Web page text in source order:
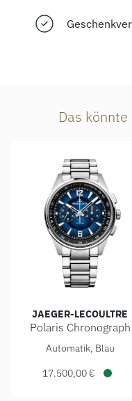
Das
JAEGER-LECOULTRE
Polaris Chronograph
Jaeger-LeCoultre
Automatik, Blau
17.500,00 €